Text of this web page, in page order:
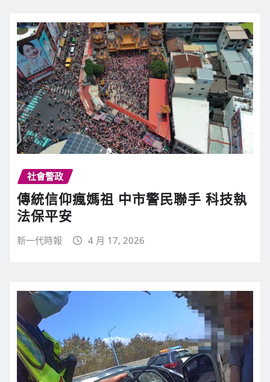
社會警政
傳統信仰瘋媽祖 中市警民聯手 科技執
法保平安
新一代時報 4 月 17, 2026